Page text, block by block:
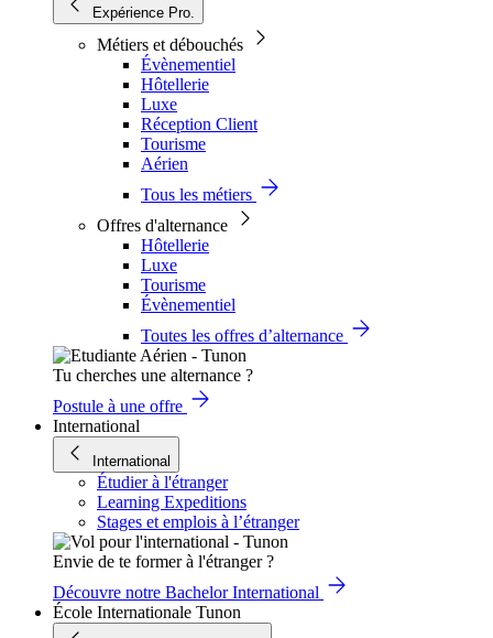
Expérience Pro.
Métiers et débouchés
Évènementiel
Hôtellerie
Luxe
Réception Client
Tourisme
Aérien
Tous les métiers
Offres d'alternance
Hôtellerie
Luxe
Tourisme
Évènementiel
Toutes les offres d’alternance
Tu cherches une alternance ?
Postule à une offre
International
International
Étudier à l'étranger
Learning Expeditions
Stages et emplois à l’étranger
Envie de te former à l'étranger ?
Découvre notre Bachelor International
École Internationale Tunon